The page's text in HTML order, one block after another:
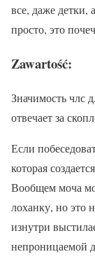
все, даже детки,
просто, это
Zawartość:
Значимость члс
отвечает за
Если
которая
Вообщем моча
лоханку, но это
изнутри
непроницаемой